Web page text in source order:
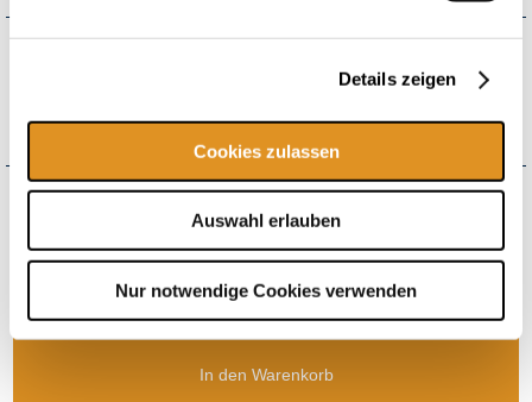
Details zeigen
Cookies zulassen
Auswahl erlauben
Nur notwendige Cookies verwenden
ab 150,00 € Bestellwert versandkostenfrei
Gesamt
In den Warenkorb